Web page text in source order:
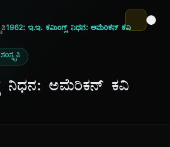
1962: ಇ.ಇ. ಕಮಿಂಗ್ಸ್ ನಿಧನ: ಅಮೆರಿಕನ್ ಕವಿ
ನಿಧನ: ಅಮೆರಿಕನ್ ಕವಿ